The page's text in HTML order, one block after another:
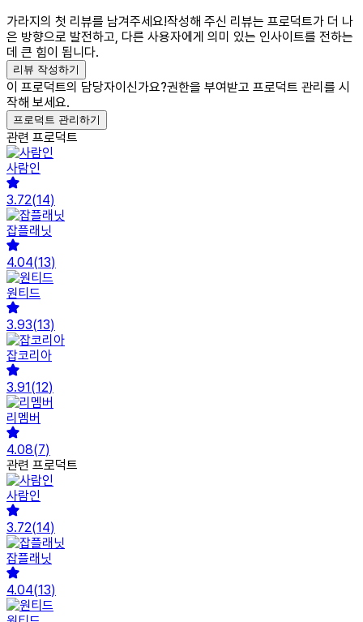
가라지의 첫 리뷰를 남겨주세요!작성해 주신 리뷰는 프로덕트가 더 나
은 방향으로 발전하고, 다른 사용자에게 의미 있는 인사이트를 전하는
데 큰 힘이 됩니다.
리뷰 작성하기
이 프로덕트의 담당자이신가요?권한을 부여받고 프로덕트 관리를 시
작해 보세요.
프로덕트 관리하기
관련 프로덕트
사람인
3.72(14)
잡플래닛
4.04(13)
원티드
3.93(13)
잡코리아
3.91(12)
리멤버
4.08(7)
관련 프로덕트
사람인
3.72(14)
잡플래닛
4.04(13)